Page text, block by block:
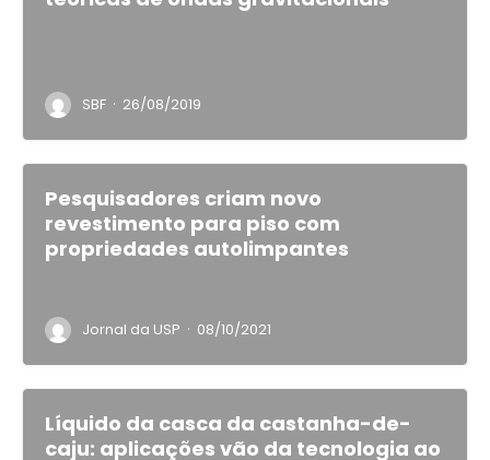
SBF · 26/08/2019
Pesquisadores criam novo
revestimento para piso com
propriedades autolimpantes
Jornal da USP · 08/10/2021
Líquido da casca da castanha-de-
caju: aplicações vão da tecnologia ao